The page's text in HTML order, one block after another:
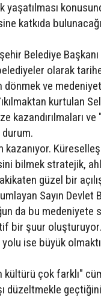
yaşatılması
katkıda
Belediye
olarak
dönmek ve
kurtulan
kazandırılmaları
bilmek stratejik,
güzel bir
Sayın Devlet
da bu medeniyete
bir şuur
ise büyük
çok farklı"
düzeltmekle